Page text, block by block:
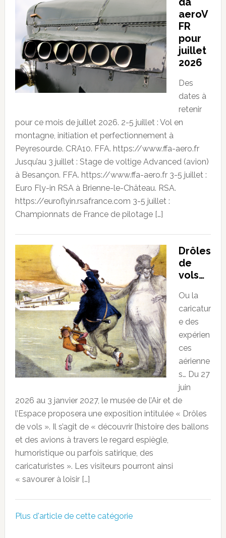
aeroV
FR
pour
juillet
2026
Des
dates à
retenir
pour ce mois de juillet 2026. 2-5 juillet : Vol en
montagne, initiation et perfectionnement à
Peyresourde. CRA10. FFA. https://www.ffa-aero.fr
Jusqu’au 3 juillet : Stage de voltige Advanced (avion)
à Besançon. FFA. https://www.ffa-aero.fr 3-5 juillet :
Euro Fly-in RSA à Brienne-le-Château. RSA.
https://euroflyin.rsafrance.com 3-5 juillet :
Championnats de France de pilotage […]
Drôles
de
vols…
Ou la
caricatur
e des
expérien
ces
aérienne
s… Du 27
juin
2026 au 3 janvier 2027, le musée de l’Air et de
l’Espace proposera une exposition intitulée « Drôles
de vols ». Il s’agit de « découvrir l’histoire des ballons
et des avions à travers le regard espiègle,
humoristique ou parfois satirique, des
caricaturistes ». Les visiteurs pourront ainsi
« savourer à loisir […]
Plus d'article de cette catégorie